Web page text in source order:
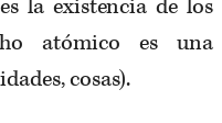
la existencia de los
atómico es una
cosas).